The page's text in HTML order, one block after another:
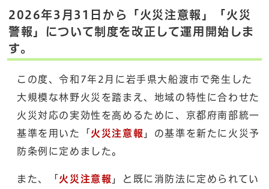
2026年3月31日から「火災注意報」「火災
警報」について制度を改正して運用開始しま
す。
この度、令和7年2月に岩手県大船渡市で発生した
大規模な林野火災を踏まえ、地域の特性に合わせた
火災対応の実効性を高めるために、京都府南部統一
基準を用いた「火災注意報 」の基準を新たに火災予
防条例に定めました。
また、「火災注意報 」と既に消防法に定められてい